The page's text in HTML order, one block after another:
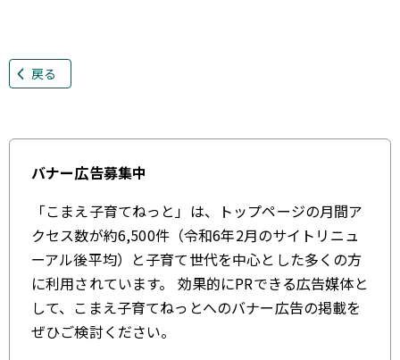
戻る
バナー広告募集中
「こまえ子育てねっと」は、トップページの月間ア
クセス数が約6,500件（令和6年2月のサイトリニュ
ーアル後平均）と子育て世代を中心とした多くの方
に利用されています。 効果的にPRできる広告媒体と
して、こまえ子育てねっとへのバナー広告の掲載を
ぜひご検討ください。